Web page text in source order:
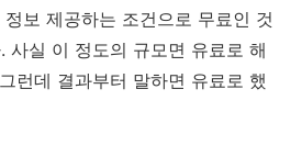
보 제공하는 조건으로 무료인 것
사실 이 정도의 규모면 유료로 해
런데 결과부터 말하면 유료로 했